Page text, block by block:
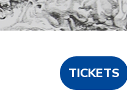
TICKETS